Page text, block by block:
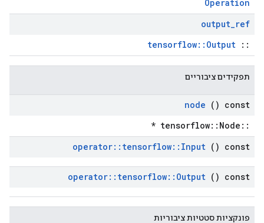
Operation
output_ref
::
tensorflow::Output
תפקידים ציבוריים
node () const
::tensorflow::Node *
operator:: tensorflow:: Input () const
operator:: tensorflow:: Output () const
פונקציות סטטיות ציבוריות